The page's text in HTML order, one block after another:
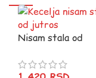
Nisam stala od